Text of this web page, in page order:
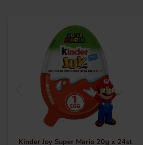
Kinder Joy Super Mario 20g x 24st